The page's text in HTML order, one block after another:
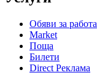
Обяви за работа
Market
Поща
Билети
Direct Реклама